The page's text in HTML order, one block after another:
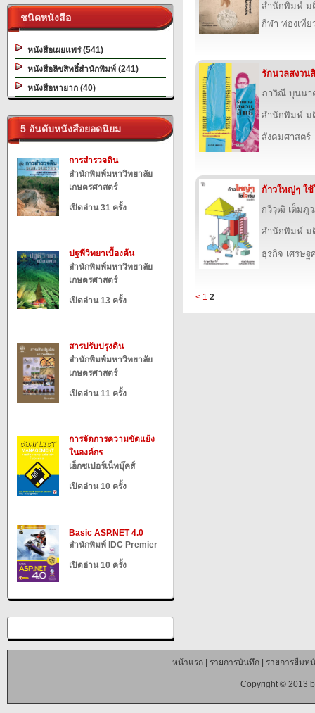
ชนิดหนังสือ
หนังสือเผยแพร่ (541)
หนังสือลิขสิทธิ์สำนักพิมพ์ (241)
หนังสือหายาก (40)
5 อันดับหนังสือยอดนิยม
การสำรวจดิน
สำนักพิมพ์มหาวิทยาลัย
เกษตรศาสตร์
เปิดอ่าน 31 ครั้ง
ปฐพีวิทยาเบื้องต้น
สำนักพิมพ์มหาวิทยาลัย
เกษตรศาสตร์
เปิดอ่าน 13 ครั้ง
สารปรับปรุงดิน
สำนักพิมพ์มหาวิทยาลัย
เกษตรศาสตร์
เปิดอ่าน 11 ครั้ง
การจัดการความขัดแย้ง
ในองค์กร
เอ็กซเปอร์เน็ทบุ๊คส์
เปิดอ่าน 10 ครั้ง
Basic ASP.NET 4.0
สำนักพิมพ์ IDC Premier
เปิดอ่าน 10 ครั้ง
สำนักพิมพ์ ม
กีฬา ท่องเที่
รักนวลสงวน
ภาวิณี บุนนา
สำนักพิมพ์ ม
สังคมศาสตร์
ก้าวใหญ่ๆ ใ
กวีวุฒิ เต็มภู
สำนักพิมพ์ ม
ธุรกิจ เศรษฐ
< 1 2
หน้าแรก| รายการบันทึก| รายการยืมห
Copyright © 2013